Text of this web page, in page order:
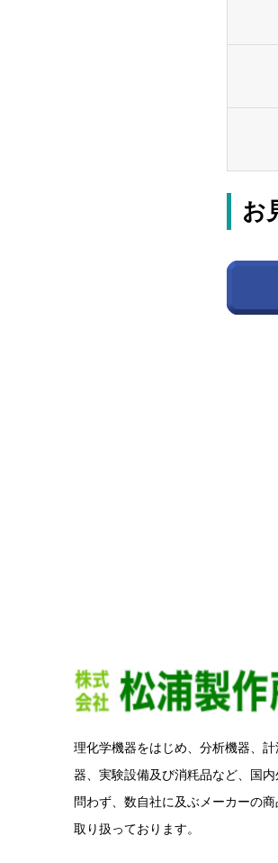
お
理化学機器をはじめ、分析機器、計
器、実験設備及び消粍品など、国内
問わず、数自社に及ぶメーカーの商
取り扱っております。